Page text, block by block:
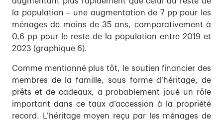
la population – une augmentation de 7 pp pour les
ménages de moins de 35 ans, comparativement à
0,6 pp pour le reste de la population entre 2019 et
2023 (graphique 6).
Comme mentionné plus tôt, le soutien financier des
membres de la famille, sous forme d’héritage, de
prêts et de cadeaux, a probablement joué un rôle
important dans ce taux d’accession à la propriété
record. L’héritage moyen reçu par les ménages de